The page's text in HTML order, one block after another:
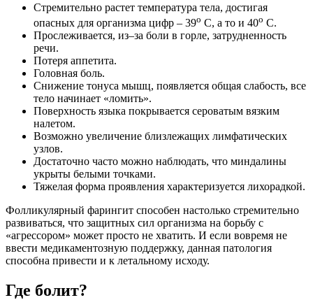
Стремительно растет температура тела, достигая
опасных для организма цифр – 39о С, а то и 40о С.
Прослеживается, из–за боли в горле, затрудненность
речи.
Потеря аппетита.
Головная боль.
Снижение тонуса мышц, появляется общая слабость, все
тело начинает «ломить».
Поверхность языка покрывается сероватым вязким
налетом.
Возможно увеличение близлежащих лимфатических
узлов.
Достаточно часто можно наблюдать, что миндалины
укрыты белыми точками.
Тяжелая форма проявления характеризуется лихорадкой.
Фолликулярный фарингит способен настолько стремительно
развиваться, что защитных сил организма на борьбу с
«агрессором» может просто не хватить. И если вовремя не
ввести медикаментозную поддержку, данная патология
способна привести и к летальному исходу.
Где болит?